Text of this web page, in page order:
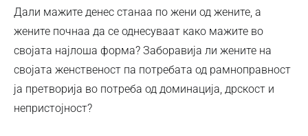
Дали мажите денес станаа по жени од жените, а
жените почнаа да се однесуваат како мажите во
својата најлоша форма? Заборавија ли жените на
својата женственост па потребата од рамноправност
ја претворија во потреба од доминација, дрскост и
непристојност?